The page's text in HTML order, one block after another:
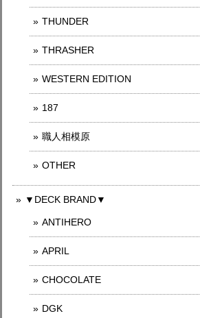
THUNDER
THRASHER
WESTERN EDITION
187
職人相模原
OTHER
▼DECK BRAND▼
ANTIHERO
APRIL
CHOCOLATE
DGK